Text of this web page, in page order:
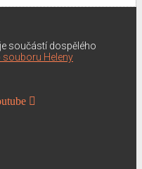
součástí dospělého
souboru Heleny